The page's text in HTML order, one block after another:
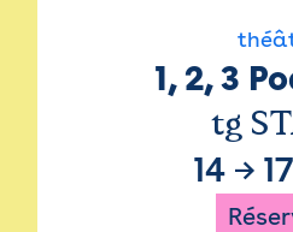
1, 2, 3
tg
14→